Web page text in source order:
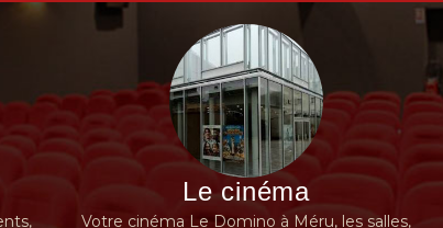
Le cinéma
Votre cinéma Le Domino à Méru, les salles,